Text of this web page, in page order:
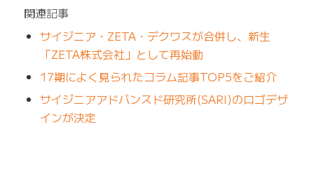
関連記事
サイジニア・ZETA・デクワスが合併し、新生
「ZETA株式会社」として再始動
17期によく見られたコラム記事TOP5をご紹介
サイジニアアドバンスド研究所(SARI)のロゴデザ
インが決定